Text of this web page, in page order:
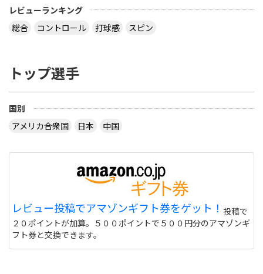
レビューランキング
総合
コントロール 打球感 スピン
トップ選手
国別
アメリカ合衆国
日本 中国
レビュー投稿でアマゾンギフト券をゲット！ 投稿で
２０ポイントが加算。５００ポイントで５００円分のアマゾンギ
フト券と交換できます。